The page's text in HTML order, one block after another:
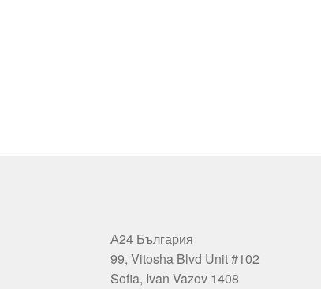
А24 България
99, Vitosha Blvd Unit #102
Sofia, Ivan Vazov 1408